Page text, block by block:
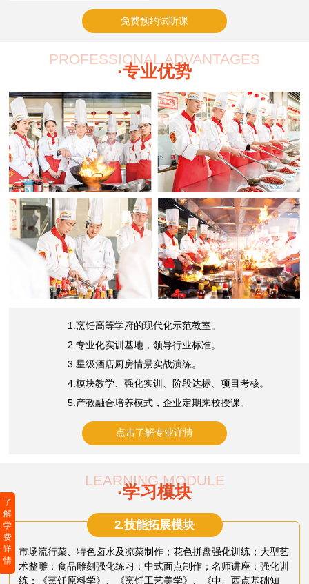
免费预约试听课
PROFESSIONAL ADVANTAGES
·专业优势
1.烹饪高等学府的现代化示范教室。
2.专业化实训基地，领导行业标准。
3.星级酒店厨房情景实战演练。
4.模块教学、强化实训、阶段达标、项目考核。
5.产教融合培养模式，企业定期来校授课。
点击了解专业详情
LEARNING MODULE
·学习模块
2.技能拓展模块
市场流行菜、特色卤水及凉菜制作；花色拼盘强化训练；大型艺
术整雕；食品雕刻强化练习；中式面点制作；名师讲座；强化训
练；《烹饪原料学》、《烹饪工艺美学》、《中、西点基础知
了
解
学
费
详
情